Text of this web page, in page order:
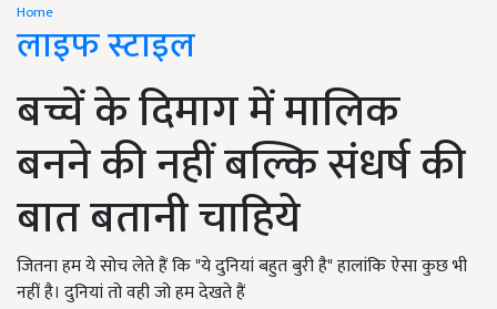
Home
लाइफ स्टाइल
बच्चें के दिमाग में मालिक
बनने की नहीं बल्कि संधर्ष की
बात बतानी चाहिये
जितना हम ये सोच लेते हैं कि "ये दुनियां बहुत बुरी है" हालांकि ऐसा कुछ भी
नहीं है। दुनियां तो वही जो हम देखते हैं